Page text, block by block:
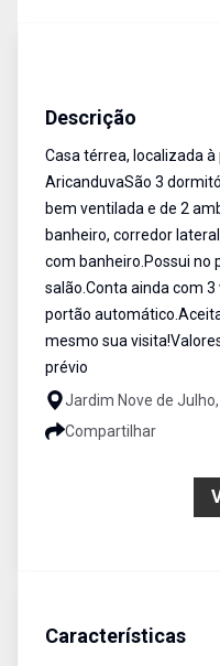
Descrição
Casa térrea, localizada
AricanduvaSão 3
bem ventilada e de 2
banheiro, corredor
com banheiro.Possui no
salão.Conta ainda com
portão
mesmo sua
prévio
Jardim Nove de
Compartilhar
Características